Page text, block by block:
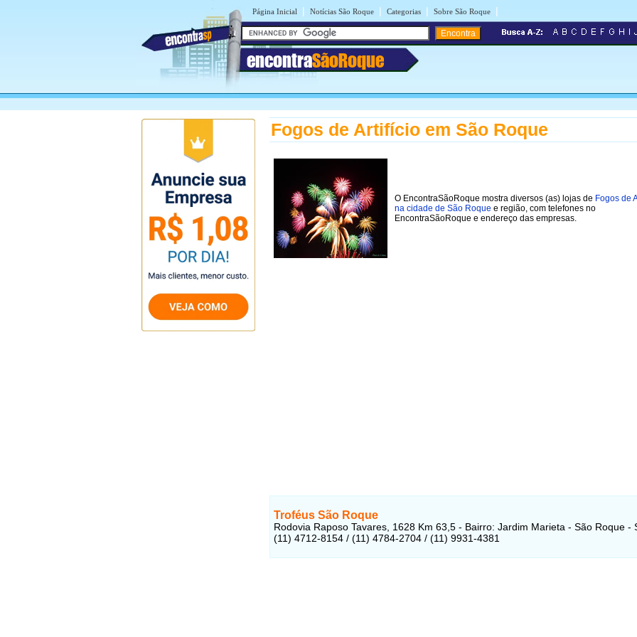
Página Inicial | Notícias São Roque | Categorias | Sobre São Roque |
encontraSãoRoque
Fogos de Artifício em São Roque
O EncontraSãoRoque mostra diversos (as) lojas de Fogos de
na cidade de São Roque e região, com telefones no
EncontraSãoRoque e endereço das empresas.
Troféus São Roque
Rodovia Raposo Tavares, 1628 Km 63,5 - Bairro: Jardim Marieta - São Roque -
(11) 4712-8154 / (11) 4784-2704 / (11) 9931-4381